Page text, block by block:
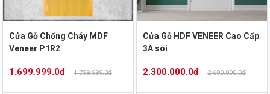
Cửa Gỗ Chống Cháy MDF
Veneer P1R2
1.699.999.0đ 1.799.999.0đ
Cửa Gỗ HDF VENEER Cao Cấp
3A soi
2.300.000.0đ 2.600.000.0đ